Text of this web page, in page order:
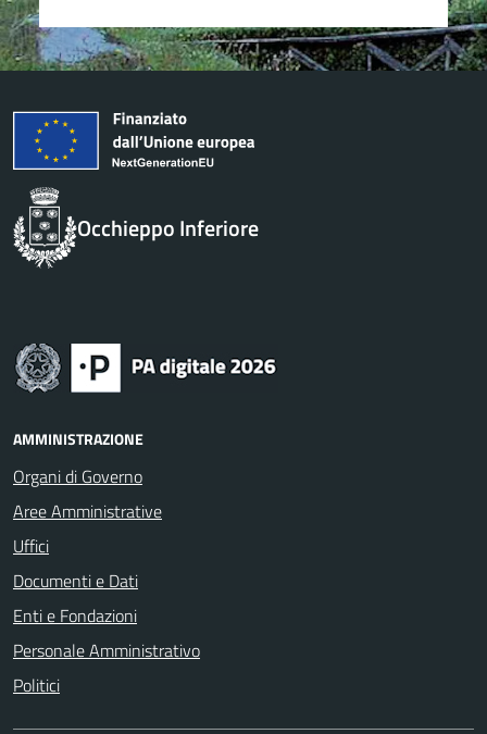
Occhieppo Inferiore
AMMINISTRAZIONE
Organi di Governo
Aree Amministrative
Uffici
Documenti e Dati
Enti e Fondazioni
Personale Amministrativo
Politici